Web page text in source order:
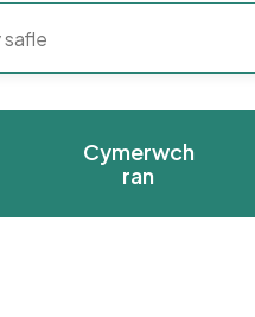
Cymerwch
ran